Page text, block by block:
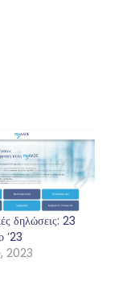
δηλώσεις: 23
’23
2023